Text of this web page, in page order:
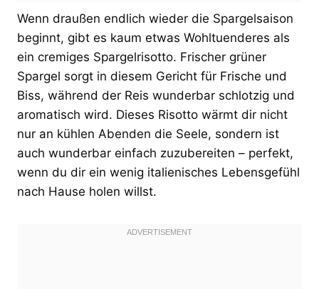
Wenn draußen endlich wieder die Spargelsaison
beginnt, gibt es kaum etwas Wohltuenderes als
ein cremiges Spargelrisotto. Frischer grüner
Spargel sorgt in diesem Gericht für Frische und
Biss, während der Reis wunderbar schlotzig und
aromatisch wird. Dieses Risotto wärmt dir nicht
nur an kühlen Abenden die Seele, sondern ist
auch wunderbar einfach zuzubereiten – perfekt,
wenn du dir ein wenig italienisches Lebensgefühl
nach Hause holen willst.